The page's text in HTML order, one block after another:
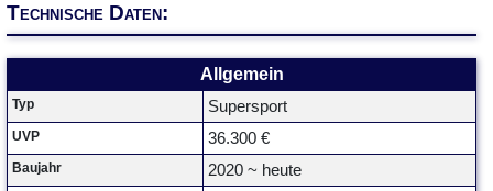
Technische Daten:
Allgemein
Typ Supersport
UVP 36.300 €
Baujahr 2020 ~ heute